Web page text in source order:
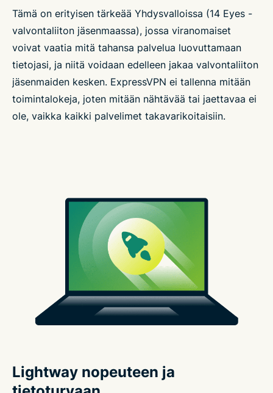
Tämä on erityisen tärkeää Yhdysvalloissa (14 Eyes -
valvontaliiton jäsenmaassa), jossa viranomaiset
voivat vaatia mitä tahansa palvelua luovuttamaan
tietojasi, ja niitä voidaan edelleen jakaa valvontaliiton
jäsenmaiden kesken. ExpressVPN ei tallenna mitään
toimintalokeja, joten mitään nähtävää tai jaettavaa ei
ole, vaikka kaikki palvelimet takavarikoitaisiin.
Lightway nopeuteen ja